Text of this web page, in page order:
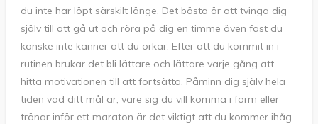
du inte har löpt särskilt länge. Det bästa är att tvinga dig
själv till att gå ut och röra på dig en timme även fast du
kanske inte känner att du orkar. Efter att du kommit in i
rutinen brukar det bli lättare och lättare varje gång att
hitta motivationen till att fortsätta. Påminn dig själv hela
tiden vad ditt mål är, vare sig du vill komma i form eller
tränar inför ett maraton är det viktigt att du kommer ihåg